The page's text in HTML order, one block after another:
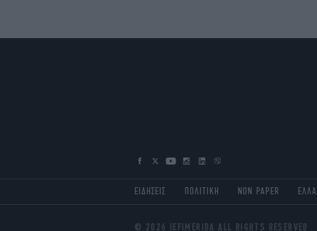
ΕΙΔΗΣΕΙΣ ΠΟΛΙΤΙΚΗ NON PAPER
© 2026 IEFIMERIDA ALL RIGHTS RESERVED